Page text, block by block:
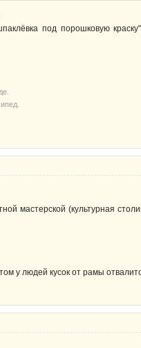
под порошковую
мастерской (культурная
у людей кусок от рамы